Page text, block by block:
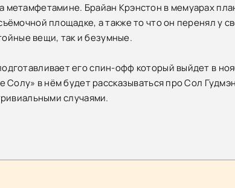
Брайан Крэнстон в мемуарах
площадке, а также то что он перенял у
вещи, так и безумные.
его спин-офф который выйдет в
в нём будет рассказываться про Сол
случаями.